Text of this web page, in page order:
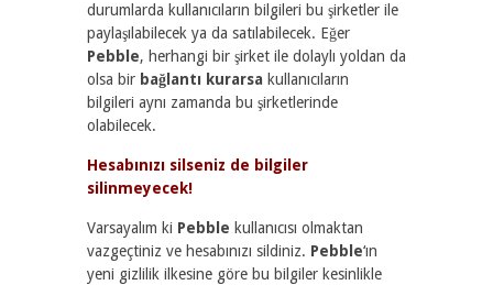
durumlarda kullanıcıların bilgileri bu şirketler ile
paylaşılabilecek ya da satılabilecek. Eğer
Pebble, herhangi bir şirket ile dolaylı yoldan da
olsa bir bağlantı kurarsa kullanıcıların
bilgileri aynı zamanda bu şirketlerinde
olabilecek.
Hesabınızı silseniz de bilgiler
silinmeyecek!
Varsayalım ki Pebble kullanıcısı olmaktan
vazgeçtiniz ve hesabınızı sildiniz. Pebble‘ın
yeni gizlilik ilkesine göre bu bilgiler kesinlikle